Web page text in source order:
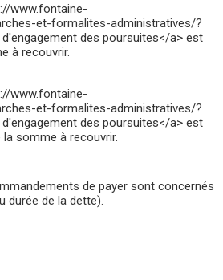
www.fontaine-
et-formalites-administratives/?
des poursuites</a> est
à recouvrir.
www.fontaine-
et-formalites-administratives/?
des poursuites</a> est
somme à recouvrir.
de payer sont concernés
durée de la dette).